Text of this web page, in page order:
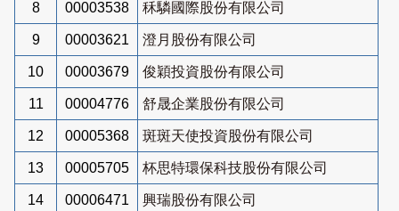
8 00003538 秝驎國際股份有限公司
9 00003621 澄月股份有限公司
10 00003679 俊穎投資股份有限公司
11 00004776 舒晟企業股份有限公司
12 00005368 斑斑天使投資股份有限公司
13 00005705 杯思特環保科技股份有限公司
14 00006471 興瑞股份有限公司